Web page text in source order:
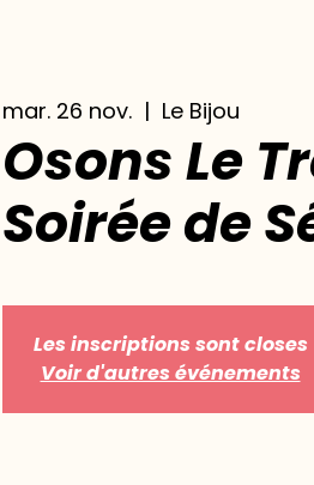
mar. 26 nov.
  |
Le Bijou
Osons Le
Soirée de
Les inscriptions sont closes
Voir d'autres événements